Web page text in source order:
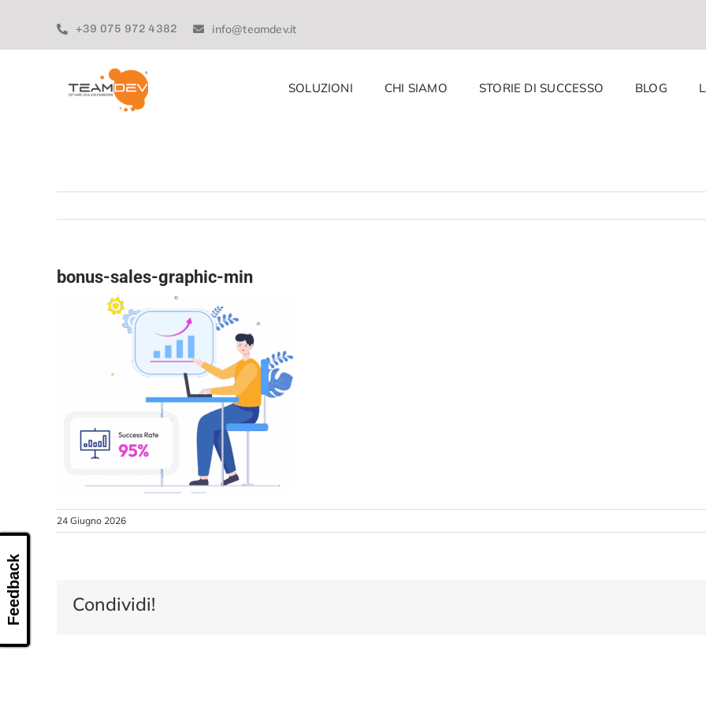
content
+39 075 972 4382 info@teamdev.it
SOLUZIONI CHI SIAMO STORIE DI SUCCESSO BLOG
bonus-sales-graphic-min
24 Giugno 2026
Condividi!
Feedback